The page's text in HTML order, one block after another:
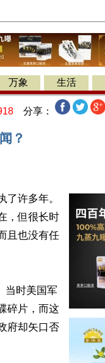
万象 生活
分享：
？
了许多年。
，但很长时
且也没有任
当时美国军
碎片，而这
府却矢口否